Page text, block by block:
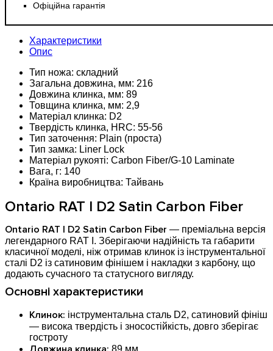
Офіційна гарантія
Характеристики
Опис
Тип ножа: складний
Загальна довжина, мм: 216
Довжина клинка, мм: 89
Товщина клинка, мм: 2,9
Матеріал клинка: D2
Твердість клинка, HRC: 55-56
Тип заточення: Plain (проста)
Тип замка: Liner Lock
Матеріал рукояті: Carbon Fiber/G-10 Laminate
Вага, г: 140
Країна виробництва: Тайвань
Ontario RAT I D2 Satin Carbon Fiber
Ontario RAT I D2 Satin Carbon Fiber — преміальна версія
легендарного RAT I. Зберігаючи надійність та габарити
класичної моделі, ніж отримав клинок із інструментальної
сталі D2 із сатиновим фінішем і накладки з карбону, що
додають сучасного та статусного вигляду.
Основні характеристики
Клинок: інструментальна сталь D2, сатиновий фініш
— висока твердість і зносостійкість, довго зберігає
гостроту
89 мм